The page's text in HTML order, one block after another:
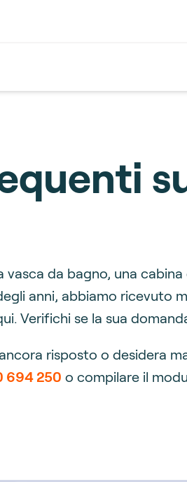
da bagno, una
anni, abbiamo ricevuto
Verifichi se la sua
risposto o desidera
694 250 o compilare il